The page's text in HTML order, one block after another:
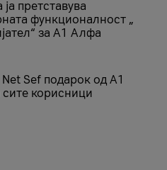
претставува
функционалност „
за А1 Алфа
Sеf подарок од А1
сите корисници